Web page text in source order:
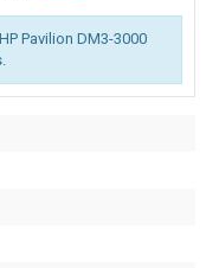
Pavilion DM3-3000